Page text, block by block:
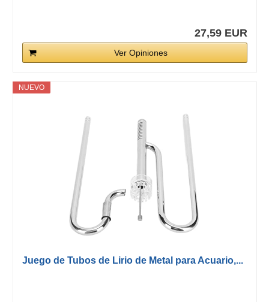
27,59 EUR
Ver Opiniones
NUEVO
Juego de Tubos de Lirio de Metal para Acuario,...